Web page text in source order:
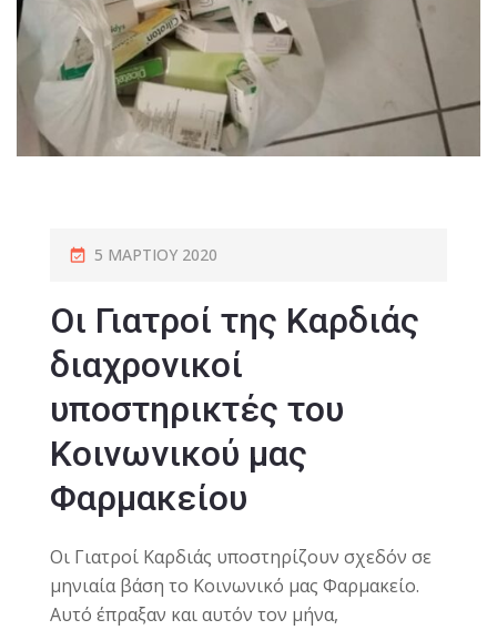
5 ΜΑΡΤΊΟΥ 2020
Οι Γιατροί της Καρδιάς
διαχρονικοί
υποστηρικτές του
Κοινωνικού μας
Φαρμακείου
Οι Γιατροί Καρδιάς υποστηρίζουν σχεδόν σε
μηνιαία βάση το Κοινωνικό μας Φαρμακείο.
Αυτό έπραξαν και αυτόν τον μήνα,